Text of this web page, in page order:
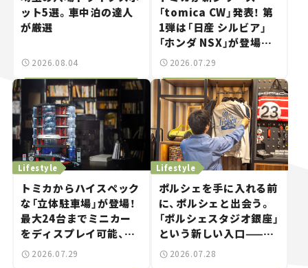
ット5選。車中泊の達人
が厳選
2026.08.04
「tomica CW」発表！ 第
1弾は「日産 シルビア」
「ホンダ NSX」が登場。
世界が注目す
とホビー】
2026.07.29
トミカからハイスペック
な「立体駐車場」が登場！
最大24台までミニカー
をディスプレイ可能、特
別な「日産 GT-R
Lifestyle
2026.07.29
ポルシェを手に入れる前
に、ポルシェと出会う。
「ポルシェスタジオ銀座」
という新しい入口——連
載｜CCGとクルマでどう
Lifestyle
2026.07.28